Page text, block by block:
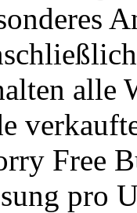
alle
Free
pro